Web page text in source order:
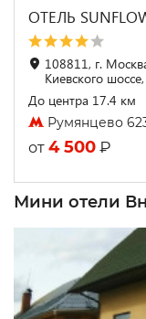
ОТЕЛЬ
108811, г.
Киевского
До центра 17.4 км
Румянцево
от 4 500 ₽
Мини отели